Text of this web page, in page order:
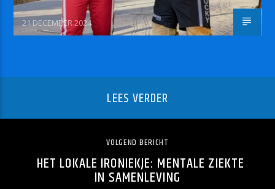
21 DECEMBER 2024
LEES VERDER
VOLGEND BERICHT
HET LOKALE IRONIEKJE: MENTALE ZIEKTE
IN SAMENLEVING